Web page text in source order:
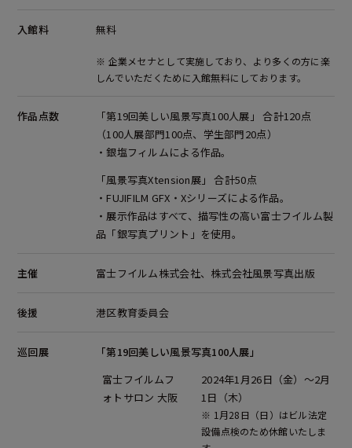
入館料 無料
※ 企業メセナとして実施しており、より多くの方に楽
しんでいただくために入館無料にしております。
作品点数
「第19回美しい風景写真100人展」 合計120点
（100人展部門100点、学生部門20点）
・銀塩フィルムによる作品。
「風景写真Xtension展」 合計50点
・FUJIFILM GFX・Xシリーズによる作品。
・展示作品はすべて、描写性の高い富士フイルム製
品「銀写真プリント」を使用。
主催 富士フイルム株式会社、株式会社風景写真出版
後援 港区教育委員会
巡回展
「第19回美しい風景写真100人展」
富士フイルムフ
ォトサロン 大阪
2024年1月26日（金）～2月
1日（木）
※ 1月28日（日）はビル法定
設備点検のため休館いたしま